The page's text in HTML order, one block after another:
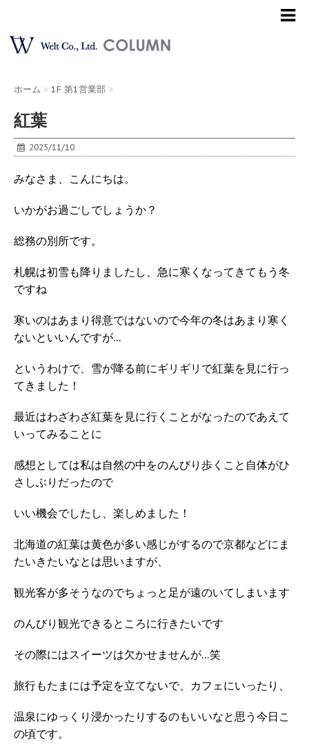
ホーム > 1F 第1営業部 >
紅葉
2025/11/10
みなさま、こんにちは。
いかがお過ごしでしょうか？
総務の別所です。
札幌は初雪も降りましたし、急に寒くなってきてもう冬
ですね
寒いのはあまり得意ではないので今年の冬はあまり寒く
ないといいんですが…
というわけで、雪が降る前にギリギリで紅葉を見に行っ
てきました！
最近はわざわざ紅葉を見に行くことがなったのであえて
いってみることに
感想としては私は自然の中をのんびり歩くこと自体がひ
さしぶりだったので
いい機会でしたし、楽しめました！
北海道の紅葉は黄色が多い感じがするので京都などにま
たいきたいなとは思いますが、
観光客が多そうなのでちょっと足が遠のいてしまいます
のんびり観光できるところに行きたいです
その際にはスイーツは欠かせませんが…笑
旅行もたまには予定を立てないで、カフェにいったり、
温泉にゆっくり浸かったりするのもいいなと思う今日こ
の頃です。